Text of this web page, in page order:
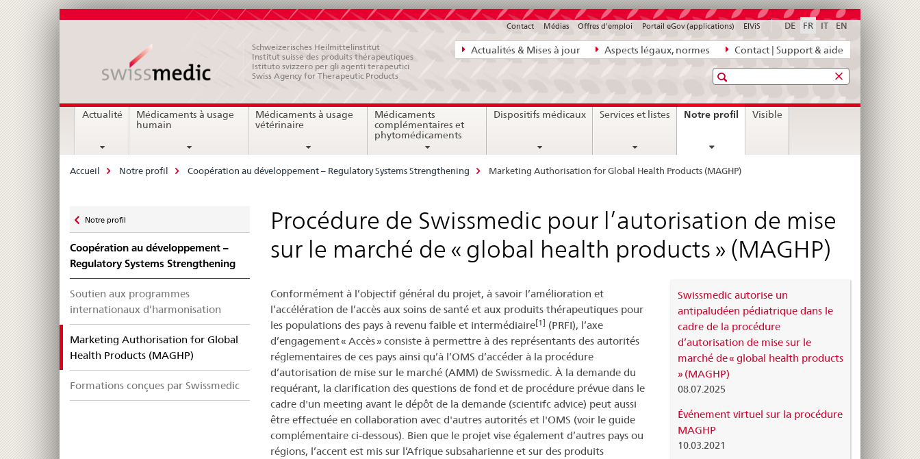
Navigation
directe:
bases
juridiques,
contact
Actualités & Mises à jour Aspects légaux, normes Contact | Support & aide
DE FR IT EN
Contact Médias Offres d'emploi Portail eGov (applications) ElViS
Schweizerisches Heilmittelinstitut
Institut suisse des produits thérapeutiques
Istituto svizzero per gli agenti terapeutici
Swiss Agency for Therapeutic Products
Recherche
Navigation
Actualité
Médicaments à usage
humain
Médicaments à usage
vétérinaire
Médicaments
complémentaires et
phytomédicaments
Dispositifs médicaux Services et listes Notre profil current
Visible
Breadcrumb
Accueil Notre profil Coopération au développement – Regulatory Systems Strengthening Marketing Authorisation for Global Health Products (MAGHP)
zu
Notre profil
Coopération au développement –
Regulatory Systems Strengthening
Soutien aux programmes
internationaux d’harmonisation
Marketing Authorisation for Global
Health Products (MAGHP)
Formations conçues par Swissmedic
Procédure de Swissmedic pour l’autorisation de mise
sur le marché de « global health products » (MAGHP)
Conformément à l’objectif général du projet, à savoir l’amélioration et
l’accélération de l’accès aux soins de santé et aux produits thérapeutiques pour
les populations des pays à revenu faible et intermédiaire[1] (PRFI), l’axe
d’engagement « Accès » consiste à permettre à des représentants des autorités
réglementaires de ces pays ainsi qu’à l’OMS d’accéder à la procédure
d’autorisation de mise sur le marché (AMM) de Swissmedic. À la demande du
requérant, la clarification des questions de fond et de procédure prévue dans le
cadre d'un meeting avant le dépôt de la demande (scientifc advice) peut aussi
être effectuée en collaboration avec d'autres autorités et l'OMS (voir le guide
complémentaire ci-dessous). Bien que le projet vise également d’autres pays ou
régions, l’accent est mis sur l’Afrique subsaharienne et sur des produits
Swissmedic autorise un
antipaludéen pédiatrique dans le
cadre de la procédure
d’autorisation de mise sur le
marché de « global health products
» (MAGHP)
08.07.2025
Événement virtuel sur la procédure
MAGHP
10.03.2021